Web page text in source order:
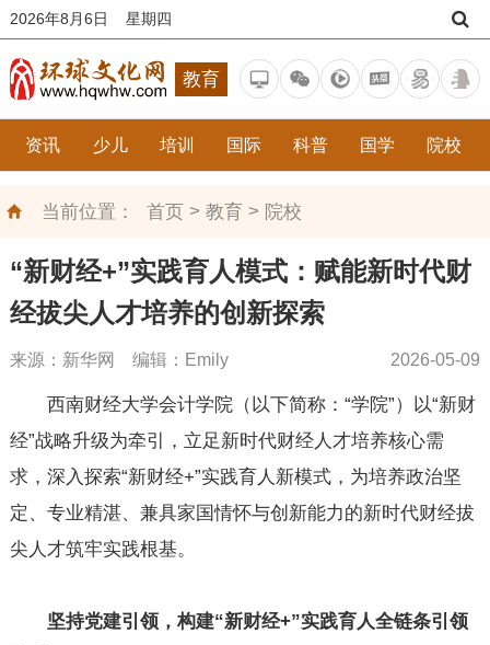
2026年8月6日 星期四
教育
资讯 少儿 培训 国际 科普 国学 院校
当前位置： 首页> 教育> 院校
“新财经+”实践育人模式：赋能新时代财
经拔尖人才培养的创新探索
来源：新华网 编辑：Emily 2026-05-09
西南财经大学会计学院（以下简称：“学院”）以“新财
经”战略升级为牵引，立足新时代财经人才培养核心需
求，深入探索“新财经+”实践育人新模式，为培养政治坚
定、专业精湛、兼具家国情怀与创新能力的新时代财经拔
尖人才筑牢实践根基。
坚持党建引领，构建“新财经+”实践育人全链条引领